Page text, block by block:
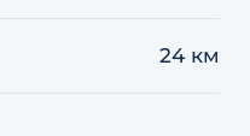
24 км